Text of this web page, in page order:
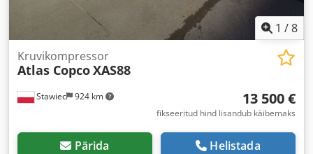
1 /8
Stawiec 924 km
Kruvikompressor
Atlas CopcoXAS88
13 500 €
fikseeritud hind lisandub käibemaks
Pärida Helistada